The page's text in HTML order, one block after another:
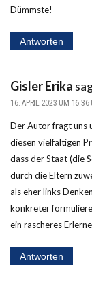
Dümmste!
Antworten
Gisler Erika
16. APRIL 2023 UM 16:36
Der Autor fragt uns
diesen vielfältigen
dass der Staat (die
durch die Eltern
als eher links
konkreter
ein rascheres
Antworten